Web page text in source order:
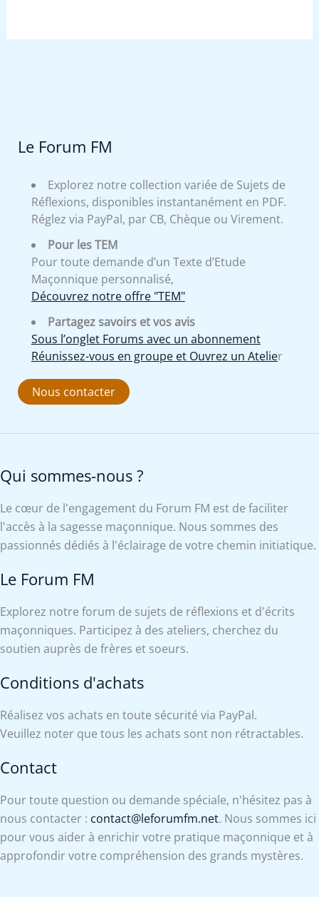
Le Forum FM
Explorez notre collection variée de Sujets de
Réflexions, disponibles instantanément en PDF.
Réglez via PayPal, par CB, Chèque ou Virement.
Pour les TEM
Pour toute demande d’un Texte d’Etude
Maçonnique personnalisé,
Découvrez notre offre "TEM"
Partagez savoirs et vos avis
Sous l’onglet Forums avec un abonnement
Réunissez-vous en groupe et Ouvrez un Atelier
Nous contacter
Qui sommes-nous ?
Le cœur de l'engagement du Forum FM est de faciliter
l'accès à la sagesse maçonnique. Nous sommes des
passionnés dédiés à l'éclairage de votre chemin initiatique.
Le Forum FM
Explorez notre forum de sujets de réflexions et d'écrits
maçonniques. Participez à des ateliers, cherchez du
soutien auprès de frères et soeurs.
Conditions d'achats
Réalisez vos achats en toute sécurité via PayPal.
Veuillez noter que tous les achats sont non rétractables.
Contact
Pour toute question ou demande spéciale, n'hésitez pas à
nous contacter : contact@leforumfm.net. Nous sommes ici
pour vous aider à enrichir votre pratique maçonnique et à
approfondir votre compréhension des grands mystères.